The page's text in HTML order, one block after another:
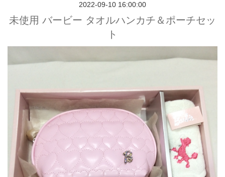
2022-09-10 16:00:00
未使用 バービー タオルハンカチ＆ポーチセッ
ト